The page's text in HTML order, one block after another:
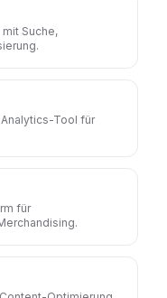
Suche,
Tool für
für